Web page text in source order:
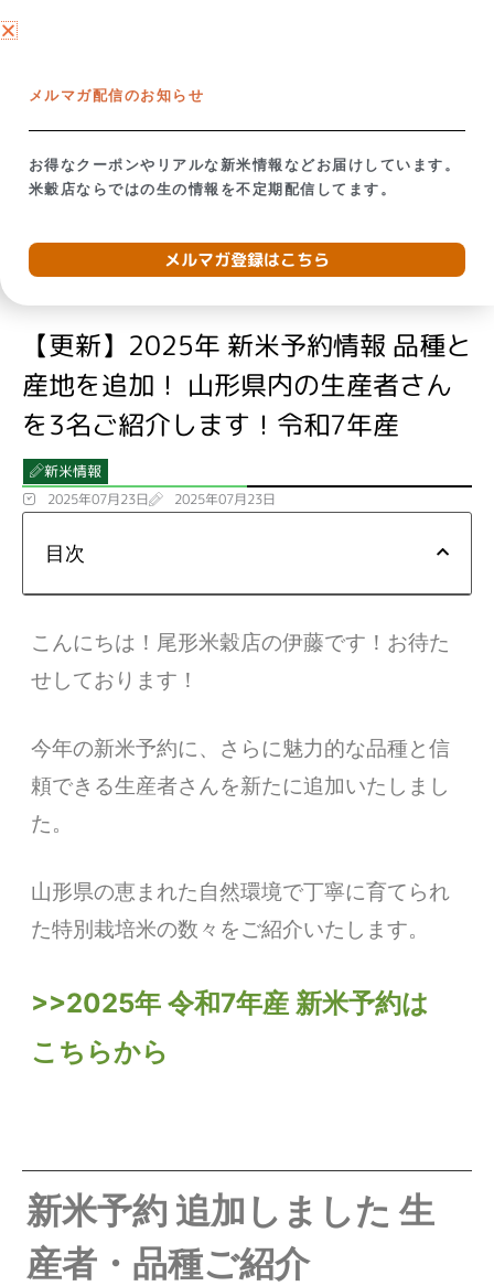
容
トップ→ブログ→【更新】2025年 新米予約情報 品種と産地を追加！ 山形
県内の生産者さんを3名ご紹介します！令和7年産
【更新】2025年 新米予約情報 品種と
産地を追加！ 山形県内の生産者さん
を3名ご紹介します！令和7年産
新米情報
2025年07月23日 2025年07月23日
目次
こんにちは！尾形米穀店の伊藤です！ お待た
せしております！
今年の新米予約に、さらに魅力的な品種と信
頼できる生産者さんを新たに追加いたしまし
た。
山形県の恵まれた自然環境で丁寧に育てられ
た特別栽培米の数々をご紹介いたします。
>>2025年 令和7年産 新米予約は
こちらから
新米予約 追加しました 生
産者・品種ご紹介
メルマガ配信のお知らせ
お得なクーポンやリアルな新米情報などお届けしています。
米穀店ならではの生の情報を不定期配信してます。
メルマガ登録はこちら